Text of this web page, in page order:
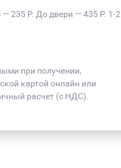
—235 Р. До двери —435 Р. 1-2
при получении,
картой онлайн или
расчет (с НДС).